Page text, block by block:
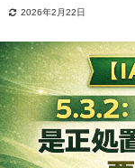
2026年2月22日